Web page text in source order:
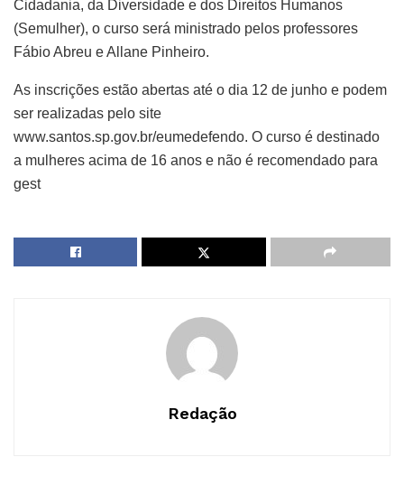
Cidadania, da Diversidade e dos Direitos Humanos
(Semulher), o curso será ministrado pelos professores
Fábio Abreu e Allane Pinheiro.
As inscrições estão abertas até o dia 12 de junho e podem
ser realizadas pelo site
www.santos.sp.gov.br/eumedefendo. O curso é destinado
a mulheres acima de 16 anos e não é recomendado para
gest
Redação